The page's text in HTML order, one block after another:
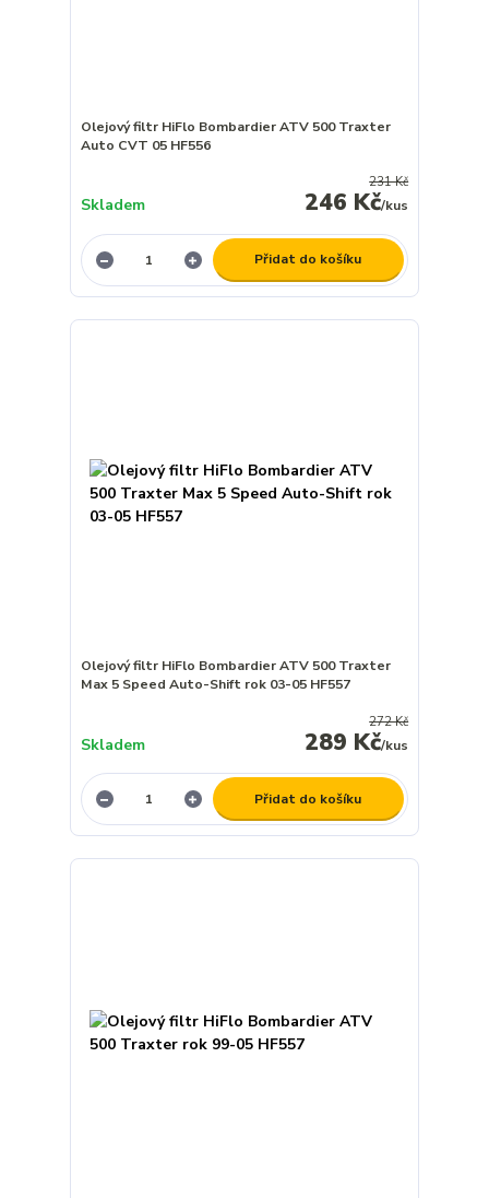
Olejový filtr HiFlo Bombardier ATV 500 Traxter
Auto CVT 05 HF556
231 Kč
246 Kč/kus
Skladem
Přidat do košíku
Olejový filtr HiFlo Bombardier ATV 500 Traxter
Max 5 Speed Auto-Shift rok 03-05 HF557
272 Kč
289 Kč/kus
Skladem
Přidat do košíku